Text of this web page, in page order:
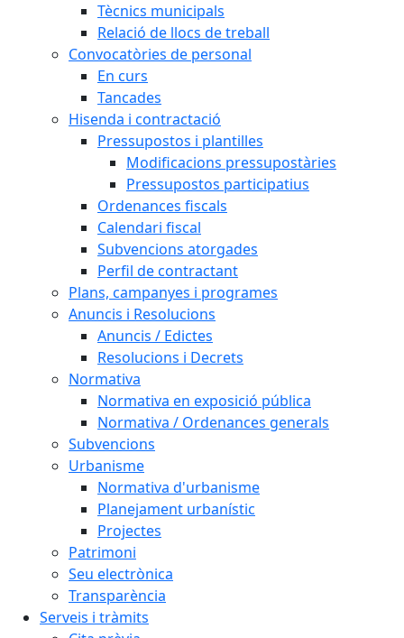
Tècnics municipals
Relació de llocs de treball
Convocatòries de personal
En curs
Tancades
Hisenda i contractació
Pressupostos i plantilles
Modificacions pressupostàries
Pressupostos participatius
Ordenances fiscals
Calendari fiscal
Subvencions atorgades
Perfil de contractant
Plans, campanyes i programes
Anuncis i Resolucions
Anuncis / Edictes
Resolucions i Decrets
Normativa
Normativa en exposició pública
Normativa / Ordenances generals
Subvencions
Urbanisme
Normativa d'urbanisme
Planejament urbanístic
Projectes
Patrimoni
Seu electrònica
Transparència
Serveis i tràmits